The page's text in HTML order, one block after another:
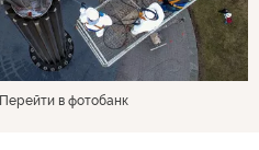
Перейти в фотобанк